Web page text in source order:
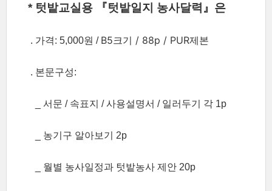
* 텃밭교실용 『텃밭일지 농사달력』은
. 가격: 5,000원 / B5크기 / 88p / PUR제본
. 본문구성:
서문 / 속표지 / 사용설명서 / 일러두기 각 1p
농기구 알아보기 2p
월별 농사일정과 텃밭농사 제안 20p